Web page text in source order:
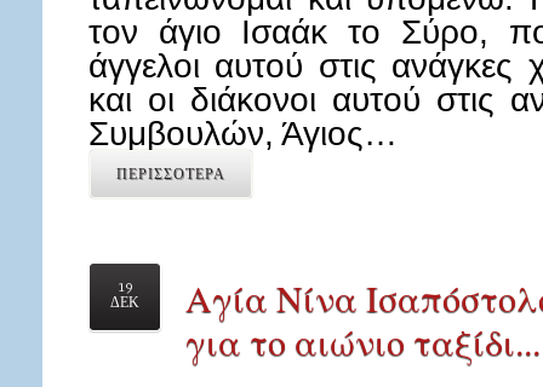
τον άγιο Ισαάκ το Σύρο,
άγγελοι αυτού στις ανάγκες
και οι διάκονοι αυτού στις
Συμβουλών, Άγιος…
ΠΕΡΙΣΣΟΤΕΡΑ
19
ΔΕΚ
Αγία Νίνα
για το αιώνιο ταξίδι...